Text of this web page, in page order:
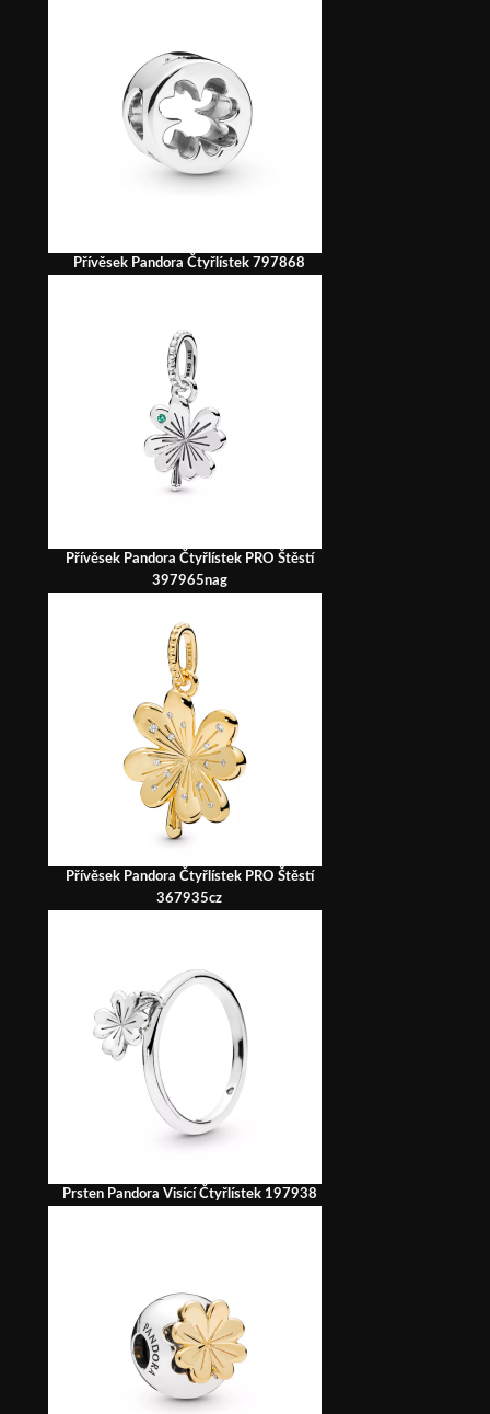
Přívěsek Pandora Čtyřlístek 797868
Přívěsek Pandora Čtyřlístek PRO Štěstí
397965nag
Přívěsek Pandora Čtyřlístek PRO Štěstí
367935cz
Prsten Pandora Visící Čtyřlístek 197938